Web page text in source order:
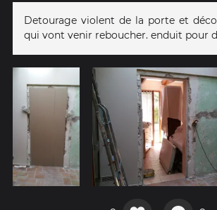
Detourage violent de la porte et
qui vont venir reboucher. enduit pour